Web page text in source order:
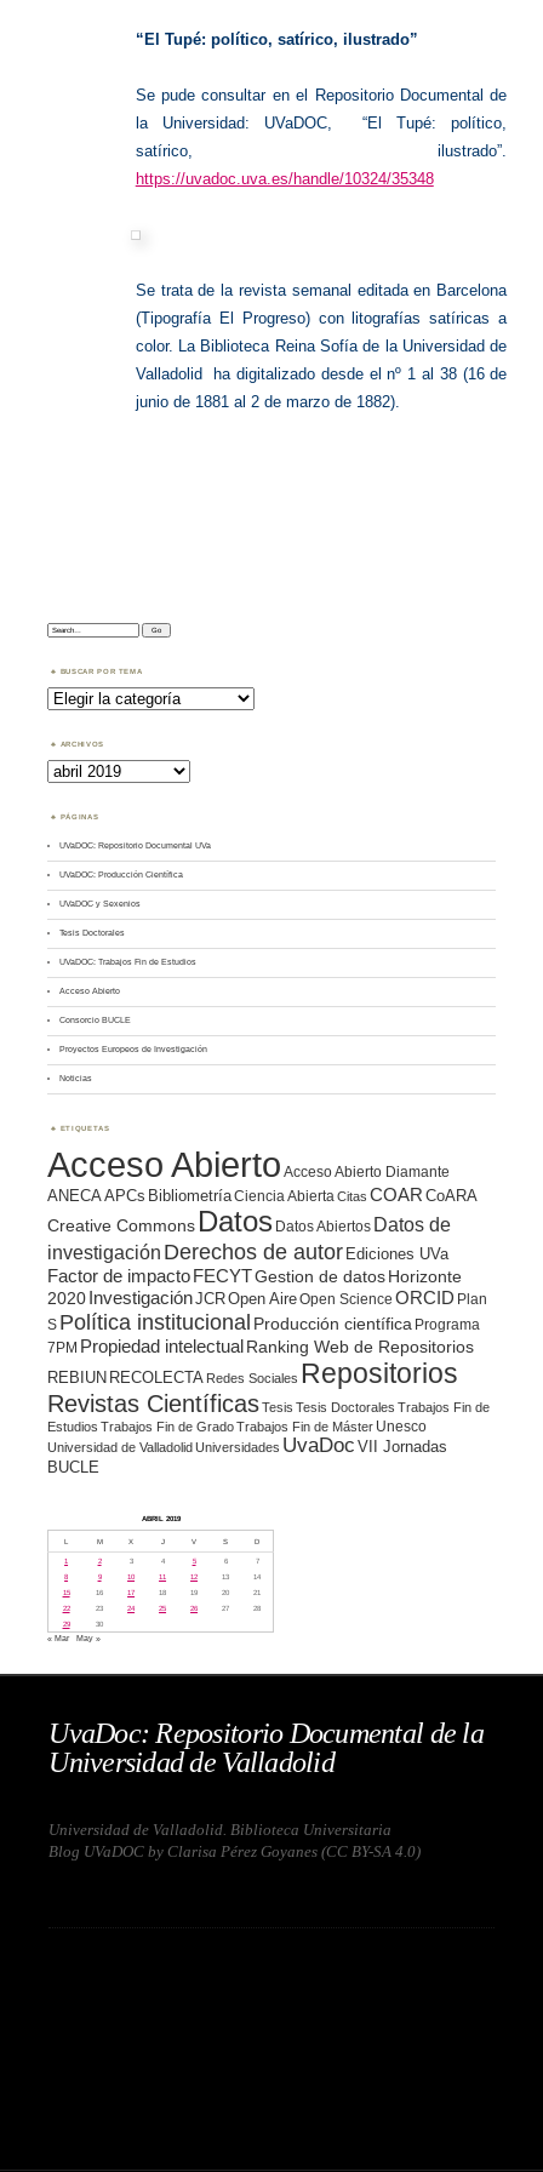
“El Tupé: político, satírico, ilustrado”
Se pude consultar en el Repositorio Documental de
la Universidad: UVaDOC, “El Tupé: político,
satírico, ilustrado”.
https://uvadoc.uva.es/handle/10324/35348
Se trata de la revista semanal editada en Barcelona
(Tipografía El Progreso) con litografías satíricas a
color. La Biblioteca Reina Sofía de la Universidad de
Valladolid ha digitalizado desde el nº 1 al 38 (16 de
junio de 1881 al 2 de marzo de 1882).
Search:
BUSCAR POR TEMA
Buscar
por
Tema
ARCHIVOS
Archivos
PÁGINAS
UVaDOC: Repositorio Documental UVa
UVaDOC: Producción Científica
UVaDOC y Sexenios
Tesis Doctorales
UVaDOC: Trabajos Fin de Estudios
Acceso Abierto
Consorcio BUCLE
Proyectos Europeos de Investigación
Noticias
ETIQUETAS
Acceso Abierto Acceso Abierto Diamante
ANECAAPCs BibliometríaCiencia Abierta Citas COAR CoARA
Creative Commons Datos Datos Abiertos Datos de
investigación Derechos de autor Ediciones UVa
Factor de impacto FECYTGestion de datosHorizonte
2020 InvestigaciónJCROpen AireOpen Science ORCID Plan
S Política institucional Producción científica Programa
7PM Propiedad intelectualRanking Web de Repositorios
REBIUN RECOLECTA Redes Sociales Repositorios
Revistas CientíficasTesis Tesis Doctorales Trabajos Fin de
Estudios Trabajos Fin de GradoTrabajos Fin de Máster Unesco
Universidad de Valladolid Universidades UvaDoc VII Jornadas
BUCLE
ABRIL 2019
L M X J V S D
1 2 3 4 5 6
7
8
9 10 11 12 13
14
15
16 17 18 19 20
21
22
23 24 25 26 27
28
29
30
« Mar May »
UvaDoc: Repositorio Documental de la
Universidad de Valladolid
Universidad de Valladolid. Biblioteca Universitaria
Blog UVaDOC by Clarisa Pérez Goyanes (CC BY-SA 4.0)